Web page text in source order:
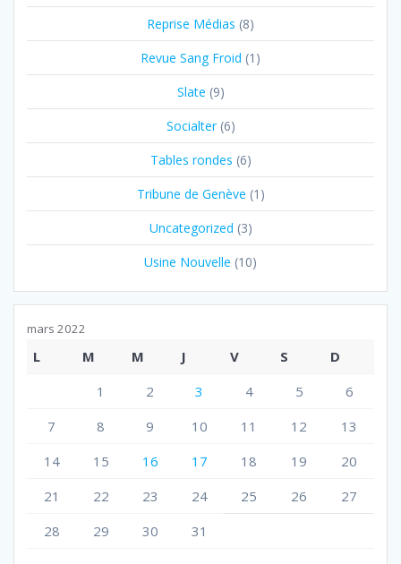
Reprise Médias (8)
Revue Sang Froid (1)
Slate (9)
Socialter(6)
Tables rondes (6)
Tribune de Genève (1)
Uncategorized (3)
Usine Nouvelle (10)
mars 2022
L M M J V S
D
1
2 3 4 5
6
7
8 9 10 11 12
13
14
15 16 17 18 19
20
21
22 23 24 25 26
27
28
29 30 31